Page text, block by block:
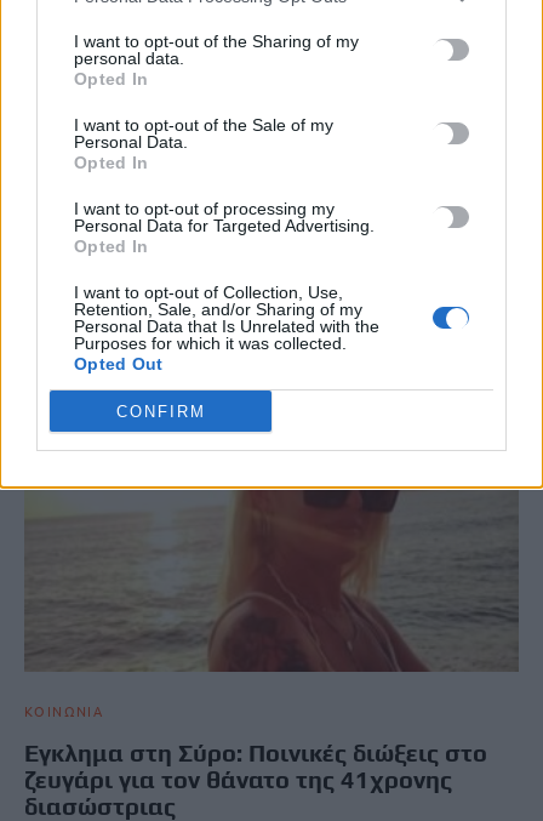
I want to opt-out of the Sharing of my
personal data.
Opted In
I want to opt-out of the Sale of my
Personal Data.
Opted In
I want to opt-out of processing my
Personal Data for Targeted Advertising.
Opted In
I want to opt-out of Collection, Use,
Retention, Sale, and/or Sharing of my
Personal Data that Is Unrelated with the
Purposes for which it was collected.
Opted Out
CONFIRM
TRENDING
ΣΧΕΤΙΚΆ ΆΡΘΡΑ
ΚΟΙΝΩΝΙΑ
Εγκλημα στη Σύρο: Ποινικές διώξεις στο
ζευγάρι για τον θάνατο της 41χρονης
διασώστριας